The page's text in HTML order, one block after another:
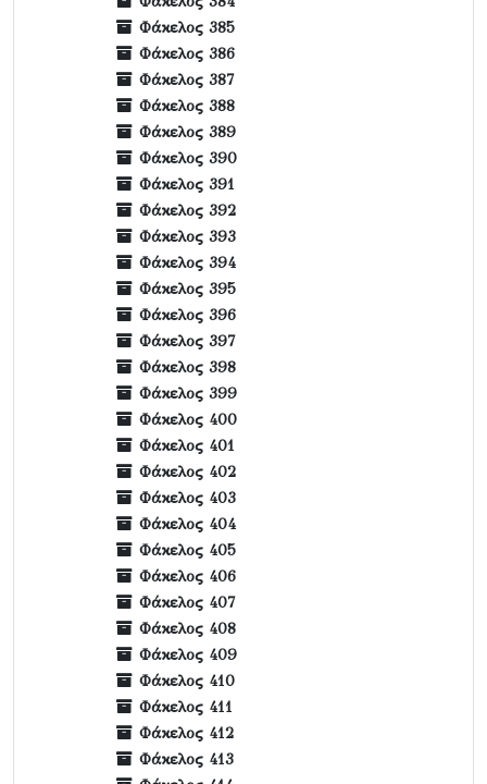
Φάκελος 385
Φάκελος 386
Φάκελος 387
Φάκελος 388
Φάκελος 389
Φάκελος 390
Φάκελος 391
Φάκελος 392
Φάκελος 393
Φάκελος 394
Φάκελος 395
Φάκελος 396
Φάκελος 397
Φάκελος 398
Φάκελος 399
Φάκελος 400
Φάκελος 401
Φάκελος 402
Φάκελος 403
Φάκελος 404
Φάκελος 405
Φάκελος 406
Φάκελος 407
Φάκελος 408
Φάκελος 409
Φάκελος 410
Φάκελος 411
Φάκελος 412
Φάκελος 413